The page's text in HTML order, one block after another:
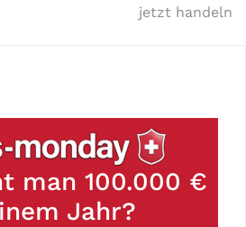
jetzt handeln
man 100.000 €
Jahr?